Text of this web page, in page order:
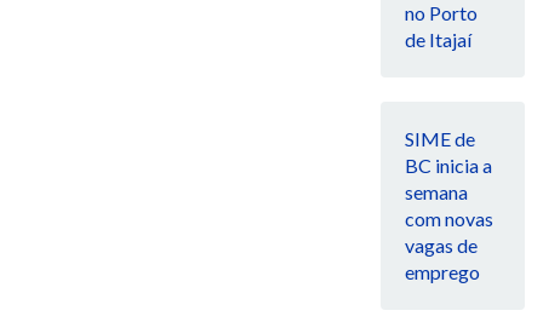
no Porto
de Itajaí
SIME de
BC inicia a
semana
com novas
vagas de
emprego